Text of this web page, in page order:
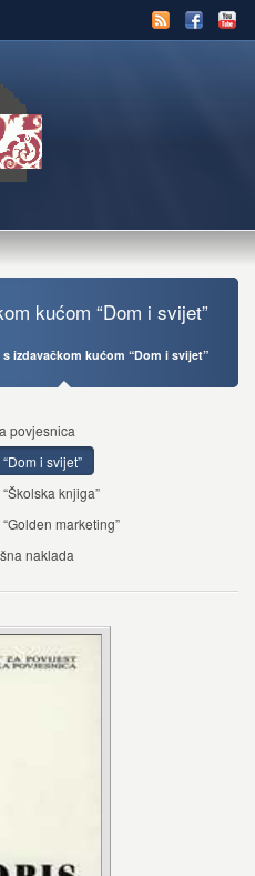
kućom “Dom i svijet”
izdavačkom kućom “Dom i svijet”
povjesnica
i svijet”
knjiga”
marketing”
naklada